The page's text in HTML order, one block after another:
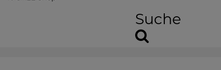
Suche